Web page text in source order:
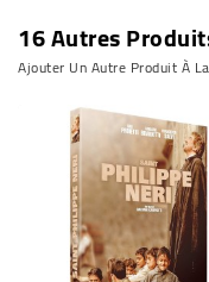
16 Autres
Ajouter Un Autre Produit À